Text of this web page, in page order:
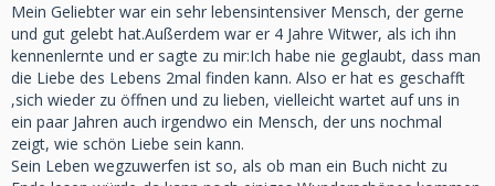
Mein Geliebter war ein sehr lebensintensiver Mensch, der gerne
und gut gelebt hat.Außerdem war er 4 Jahre Witwer, als ich ihn
kennenlernte und er sagte zu mir:Ich habe nie geglaubt, dass man
die Liebe des Lebens 2mal finden kann. Also er hat es geschafft
,sich wieder zu öffnen und zu lieben, vielleicht wartet auf uns in
ein paar Jahren auch irgendwo ein Mensch, der uns nochmal
zeigt, wie schön Liebe sein kann.
Sein Leben wegzuwerfen ist so, als ob man ein Buch nicht zu